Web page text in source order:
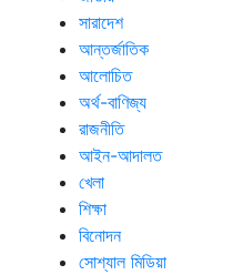
সারাদেশ
আন্তর্জাতিক
আলোচিত
অর্থ-বাণিজ্য
রাজনীতি
আইন-আদালত
খেলা
শিক্ষা
বিনোদন
সোশ্যাল মিডিয়া